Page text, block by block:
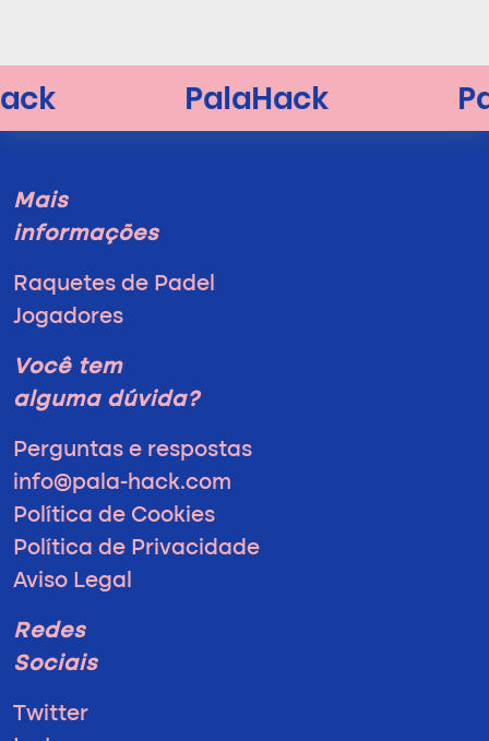
Mais
informações
Raquetes de Padel
Jogadores
Você tem
alguma dúvida?
Perguntas e respostas
info@pala-hack.com
Política de Cookies
Política de Privacidade
Aviso Legal
Redes
Sociais
Twitter